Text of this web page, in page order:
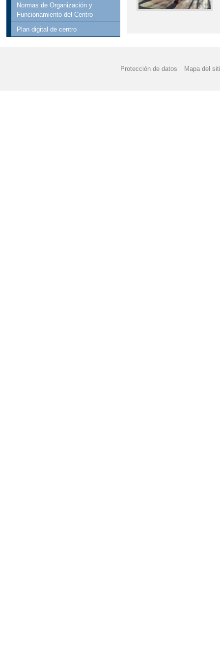
Normas de Organización y
Funcionamiento del Centro
Plan digital de centro
Protección de datos Mapa del